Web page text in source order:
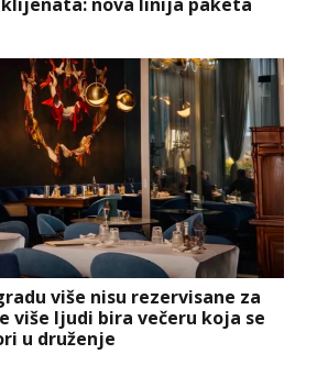
više nisu rezervisane za
više ljudi bira večeru koja se
u druženje